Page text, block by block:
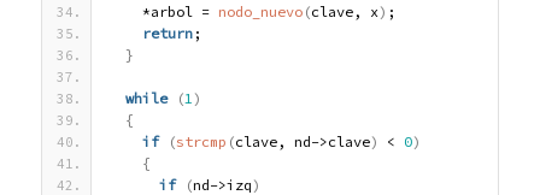
    *arbol =
nodo_nuevo (clave, x) ;
return ;
}
while (1 )
{
if
(strcmp (clave, nd->clave) < 0)
{
if
(nd->izq)